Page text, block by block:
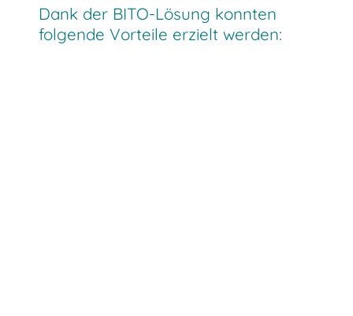
Dank der BITO-Lösung konnten
folgende Vorteile erzielt werden: